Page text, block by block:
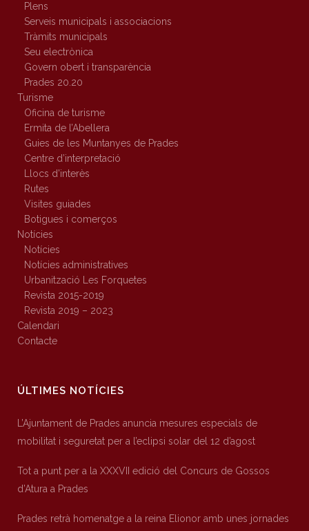
Plens
Serveis municipals i associacions
Tràmits municipals
Seu electrònica
Govern obert i transparència
Prades 20.20
Turisme
Oficina de turisme
Ermita de l’Abellera
Guies de les Muntanyes de Prades
Centre d’interpretació
Llocs d’interès
Rutes
Visites guiades
Botigues i comerços
Notícies
Notícies
Notícies administratives
Urbanització Les Forquetes
Revista 2015-2019
Revista 2019 – 2023
Calendari
Contacte
ÚLTIMES NOTÍCIES
L’Ajuntament de Prades anuncia mesures especials de
mobilitat i seguretat per a l’eclipsi solar del 12 d’agost
Tot a punt per a la XXXVII edició del Concurs de Gossos
d’Atura a Prades
Prades retrà homenatge a la reina Elionor amb unes jornades